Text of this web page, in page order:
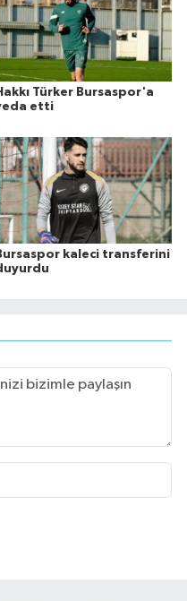
Türker Bursaspor'a
etti
kaleci transferini